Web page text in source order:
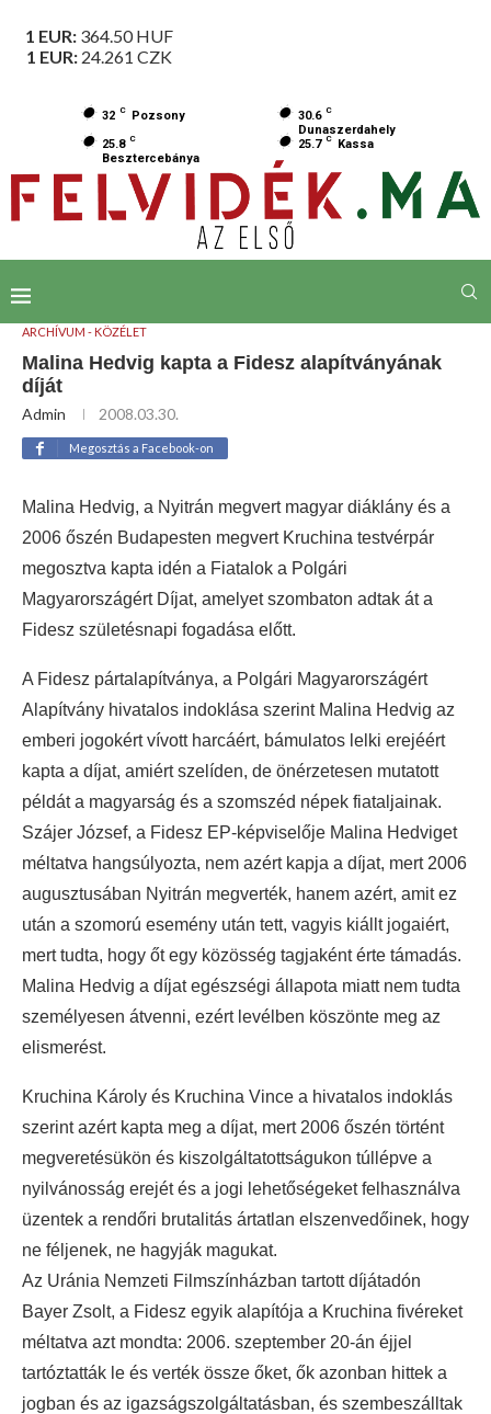
1 EUR: 364.50HUF
1 EUR: 24.261 CZK
32 C Pozsony 30.6 C
Dunaszerdahely
25.8 C
Besztercebánya
25.7 C Kassa
ARCHÍVUM - KÖZÉLET
Malina Hedvig kapta a Fidesz alapítványának
díját
Admin 2008.03.30.
Megosztás a Facebook-on
Malina Hedvig, a Nyitrán megvert magyar diáklány és a
2006 őszén Budapesten megvert Kruchina testvérpár
megosztva kapta idén a Fiatalok a Polgári
Magyarországért Díjat, amelyet szombaton adtak át a
Fidesz születésnapi fogadása előtt.
A Fidesz pártalapítványa, a Polgári Magyarországért
Alapítvány hivatalos indoklása szerint Malina Hedvig az
emberi jogokért vívott harcáért, bámulatos lelki erejéért
kapta a díjat, amiért szelíden, de önérzetesen mutatott
példát a magyarság és a szomszéd népek fiataljainak.
Szájer József, a Fidesz EP-képviselője Malina Hedviget
méltatva hangsúlyozta, nem azért kapja a díjat, mert 2006
augusztusában Nyitrán megverték, hanem azért, amit ez
után a szomorú esemény után tett, vagyis kiállt jogaiért,
mert tudta, hogy őt egy közösség tagjaként érte támadás.
Malina Hedvig a díjat egészségi állapota miatt nem tudta
személyesen átvenni, ezért levélben köszönte meg az
elismerést.
Kruchina Károly és Kruchina Vince a hivatalos indoklás
szerint azért kapta meg a díjat, mert 2006 őszén történt
megveretésükön és kiszolgáltatottságukon túllépve a
nyilvánosság erejét és a jogi lehetőségeket felhasználva
üzentek a rendőri brutalitás ártatlan elszenvedőinek, hogy
ne féljenek, ne hagyják magukat.
Az Uránia Nemzeti Filmszínházban tartott díjátadón
Bayer Zsolt, a Fidesz egyik alapítója a Kruchina fivéreket
méltatva azt mondta: 2006. szeptember 20-án éjjel
tartóztatták le és verték össze őket, ők azonban hittek a
jogban és az igazságszolgáltatásban, és szembeszálltak